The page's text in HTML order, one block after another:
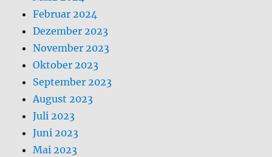
Februar 2024
Dezember 2023
November 2023
Oktober 2023
September 2023
August 2023
Juli 2023
Juni 2023
Mai 2023